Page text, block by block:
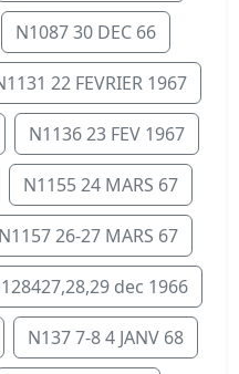
N1087 30 DEC 66
22 FEVRIER 1967
N1136 23 FEV 1967
N1155 24 MARS 67
N1157 26-27 MARS 67
dec 1966
N137 7-8 4 JANV 68